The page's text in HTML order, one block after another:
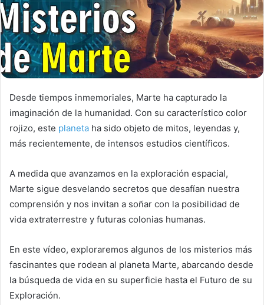
Desde tiempos inmemoriales, Marte ha capturado la
imaginación de la humanidad. Con su característico color
rojizo, este planeta ha sido objeto de mitos, leyendas y,
más recientemente, de intensos estudios científicos.
A medida que avanzamos en la exploración espacial,
Marte sigue desvelando secretos que desafían nuestra
comprensión y nos invitan a soñar con la posibilidad de
vida extraterrestre y futuras colonias humanas.
En este vídeo, exploraremos algunos de los misterios más
fascinantes que rodean al planeta Marte, abarcando desde
la búsqueda de vida en su superficie hasta el Futuro de su
Exploración.